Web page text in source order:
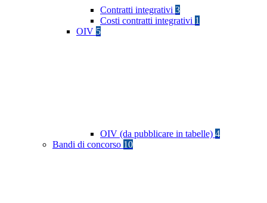
Contratti integrativi 3
Costi contratti integrativi 1
OIV 5
OIV (da pubblicare in tabelle) 4
Bandi di concorso 10